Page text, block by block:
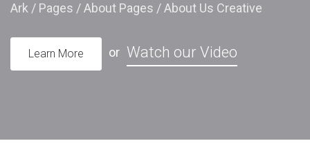
Ark / Pages /About Pages /About Us Creative
Learn More or Watch our Video